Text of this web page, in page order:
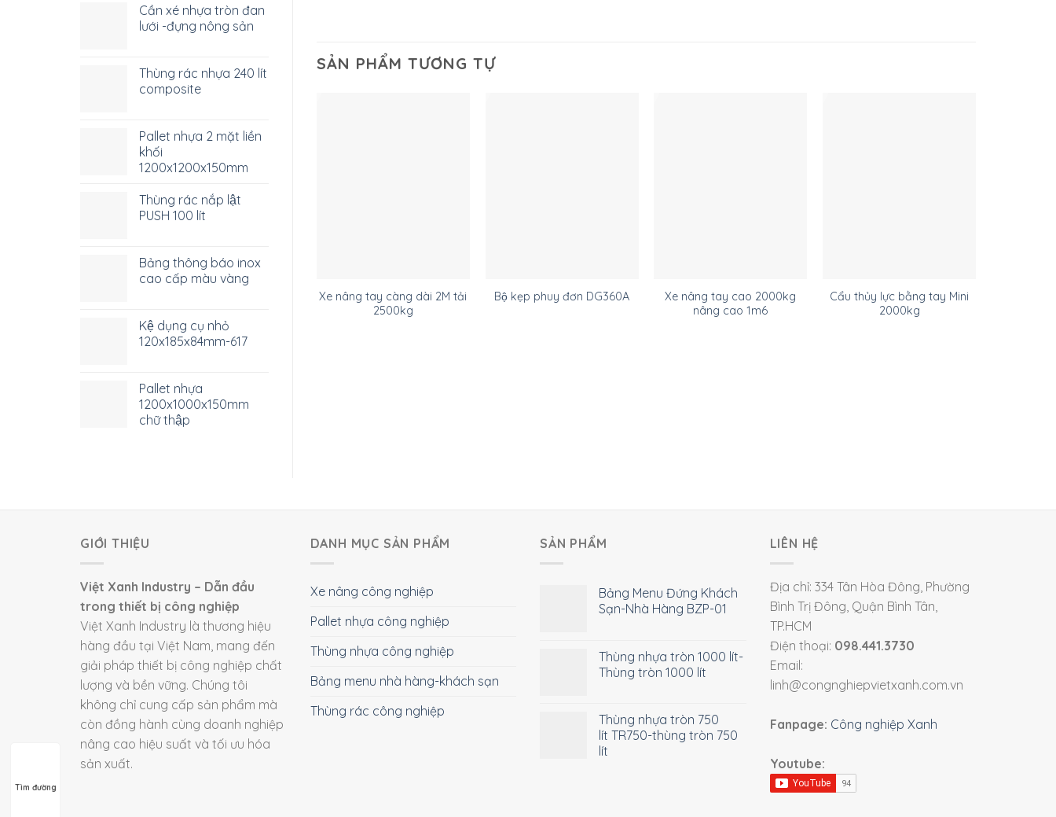
Tìm đường
Cần xé nhựa tròn đan
lưới -đựng nông sản
Thùng rác nhựa 240 lít
composite
Pallet nhựa 2 mặt liền
khối
1200x1200x150mm
Thùng rác nắp lật
PUSH 100 lít
Bảng thông báo inox
cao cấp màu vàng
Kệ dụng cụ nhỏ
120x185x84mm-617
Pallet nhựa
1200x1000x150mm
chữ thập
SẢN PHẨM TƯƠNG TỰ
Xe nâng tay càng dài 2M tải
2500kg
Bộ kẹp phuy đơn DG360A
Xe nâng tay cao 2000kg
nâng cao 1m6
Cẩu thủy lực bằng tay Mini
2000kg
GIỚI THIỆU
Việt Xanh Industry – Dẫn đầu
trong thiết bị công nghiệp
Việt Xanh Industry là thương hiệu
hàng đầu tại Việt Nam, mang đến
giải pháp thiết bị công nghiệp chất
lượng và bền vững. Chúng tôi
không chỉ cung cấp sản phẩm mà
còn đồng hành cùng doanh nghiệp
nâng cao hiệu suất và tối ưu hóa
sản xuất.
DANH MỤC SẢN PHẨM
Xe nâng công nghiệp
Pallet nhựa công nghiệp
Thùng nhựa công nghiệp
Bảng menu nhà hàng-khách sạn
Thùng rác công nghiệp
SẢN PHẨM
Bảng Menu Đứng Khách
Sạn-Nhà Hàng BZP-01
Thùng nhựa tròn 1000 lít-
Thùng tròn 1000 lít
Thùng nhựa tròn 750
lít TR750-thùng tròn 750
lít
LIÊN HỆ
Địa chỉ: 334 Tân Hòa Đông, Phường
Bình Trị Đông, Quận Bình Tân,
TP.HCM
Điện thoại: 098.441.3730
Email:
linh@congnghiepvietxanh.com.vn
Fanpage: Công nghiệp Xanh
Youtube: